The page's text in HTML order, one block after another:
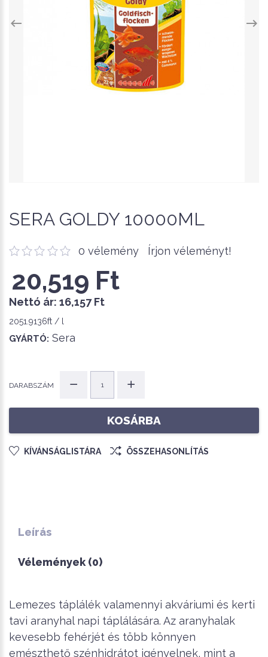
SERA GOLDY 10000ML
0 vélemény Írjon véleményt!
20,519 Ft
Nettó ár: 16,157 Ft
2051.9136ft / l
GYÁRTÓ: Sera
DARABSZÁM
KOSÁRBA
KÍVÁNSÁGLISTÁRA ÖSSZEHASONLÍTÁS
Leírás
Vélemények (0)
Lemezes táplálék valamennyi akváriumi és kerti
tavi aranyhal napi táplálására. Az aranyhalak
kevesebb fehérjét és több könnyen
emészthető szénhidrátot igényelnek, mint a